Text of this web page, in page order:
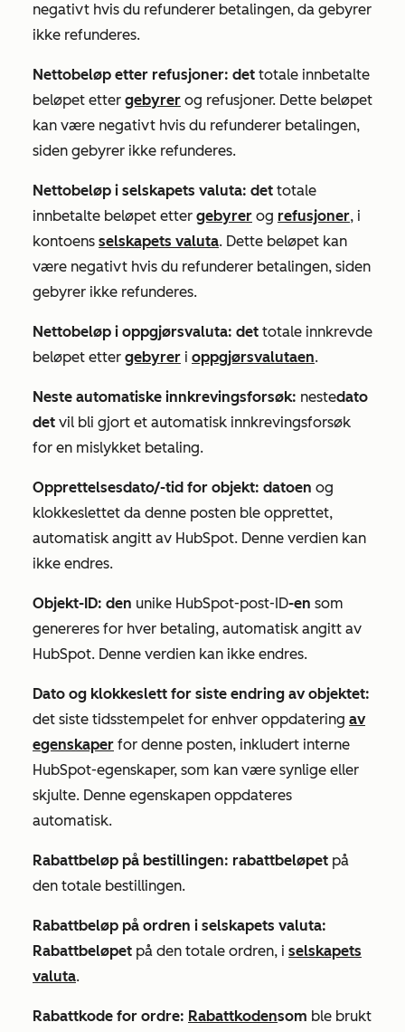
negativt hvis du refunderer betalingen, da gebyrer
ikke refunderes.
Nettobeløp etter refusjoner: det totale innbetalte
beløpet etter gebyrer og refusjoner. Dette beløpet
kan være negativt hvis du refunderer betalingen,
siden gebyrer ikke refunderes.
Nettobeløp i selskapets valuta: det totale
innbetalte beløpet etter gebyrer og refusjoner, i
kontoens selskapets valuta. Dette beløpet kan
være negativt hvis du refunderer betalingen, siden
gebyrer ikke refunderes.
Nettobeløp i oppgjørsvaluta: det totale innkrevde
beløpet etter gebyrer i oppgjørsvalutaen.
Neste automatiske innkrevingsforsøk: nestedato
det vil bli gjort et automatisk innkrevingsforsøk
for en mislykket betaling.
Opprettelsesdato/-tid for objekt: datoen og
klokkeslettet da denne posten ble opprettet,
automatisk angitt av HubSpot. Denne verdien kan
ikke endres.
Objekt-ID: den unike HubSpot-post-ID-en som
genereres for hver betaling, automatisk angitt av
HubSpot. Denne verdien kan ikke endres.
Dato og klokkeslett for siste endring av objektet:
det siste tidsstempelet for enhver oppdatering av
egenskaper for denne posten, inkludert interne
HubSpot-egenskaper, som kan være synlige eller
skjulte. Denne egenskapen oppdateres
automatisk.
Rabattbeløp på bestillingen: rabattbeløpet på
den totale bestillingen.
Rabattbeløp på ordren i selskapets valuta:
Rabattbeløpet på den totale ordren, i selskapets
valuta.
Rabattkode for ordre: Rabattkodensom ble brukt